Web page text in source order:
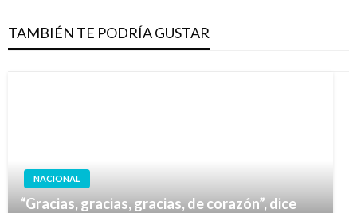
TAMBIÉN TE PODRÍA GUSTAR
NACIONAL
“Gracias, gracias, gracias, de corazón”, dice